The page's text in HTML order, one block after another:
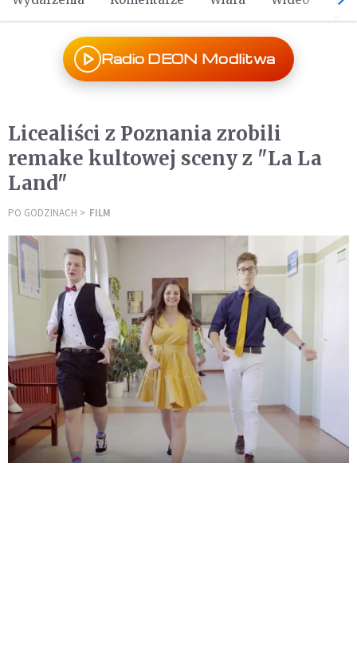
Radio DEON Modlitwa
Licealiści z Poznania zrobili
remake kultowej sceny z "La La
Land"
PO GODZINACH FILM